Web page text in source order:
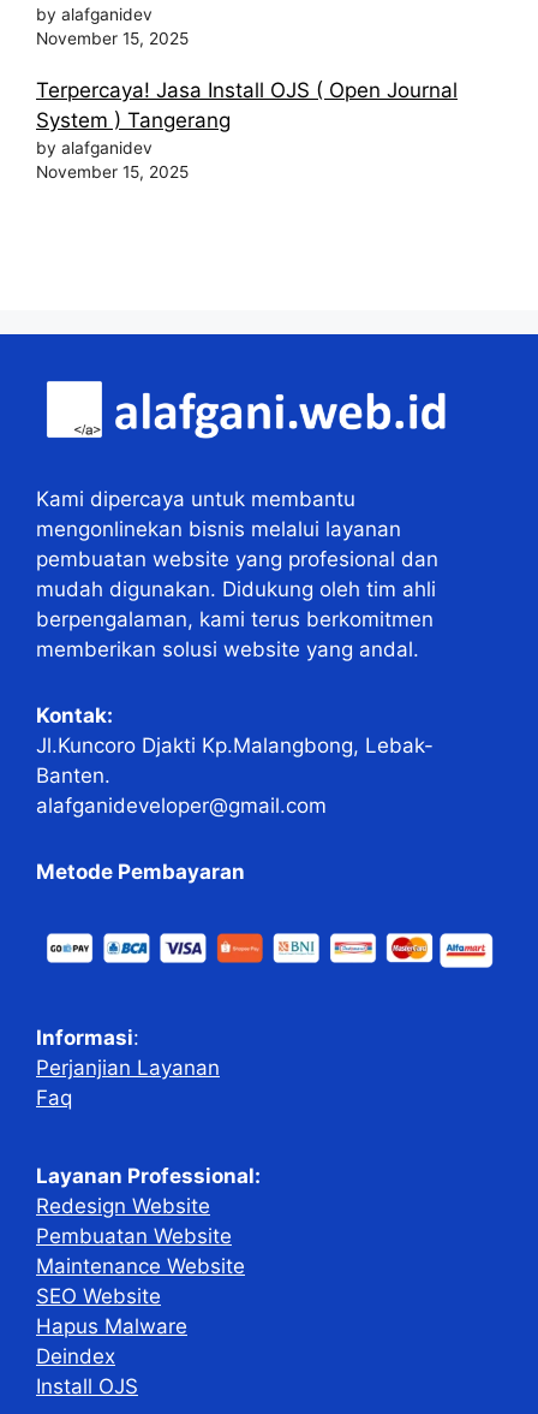
by alafganidev
November 15, 2025
Terpercaya! Jasa Install OJS ( Open Journal
System ) Tangerang
by alafganidev
November 15, 2025
Kami dipercaya untuk membantu
mengonlinekan bisnis melalui layanan
pembuatan website yang profesional dan
mudah digunakan. Didukung oleh tim ahli
berpengalaman, kami terus berkomitmen
memberikan solusi website yang andal.
Kontak:
Jl.Kuncoro Djakti Kp.Malangbong, Lebak-
Banten.
alafganideveloper@gmail.com
Metode Pembayaran
Informasi:
Perjanjian Layanan
Faq
Layanan Professional:
Redesign Website
Pembuatan Website
Maintenance Website
SEO Website
Hapus Malware
Deindex
Install OJS